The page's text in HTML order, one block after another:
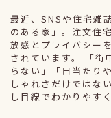
最近、SNSや住宅雑
のある家」。注文住
放感とプライバシー
されています。 「街
らない」「日当たり
しゃれさだけではな
し目線でわかりやす